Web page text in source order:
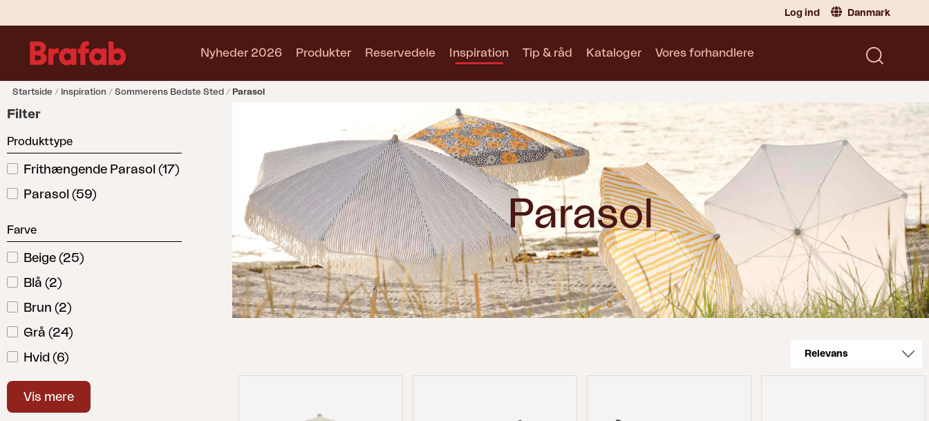
Log ind Danmark
Norge Norway
Germany
Frankrike|
Skift til privatperson
Nyheder 2026 Produkter
Lænestol
Stol
Udekøkken
Relax
Hængesofa
Pavillion
Tilbehør
Hynde
Opbevaring
Møbelovertræk
Salgsmateriale
Vedligeholdelsesprodukter
Sæt
Se alle samlinger
Motty Blixt Trolly
Katalog
Læs vores katalog
Reservedele Inspiration Tip & råd Kataloger Vores forhandlere
Startside Inspiration Sommerens Bedste Sted Parasol
Filter
Produkttype
Frithængende Parasol (17)
Parasol (59)
Farve
Beige (25)
Blå (2)
Brun (2)
Grå (24)
Hvid (6)
Natur(14)
Vis mere
Parasol